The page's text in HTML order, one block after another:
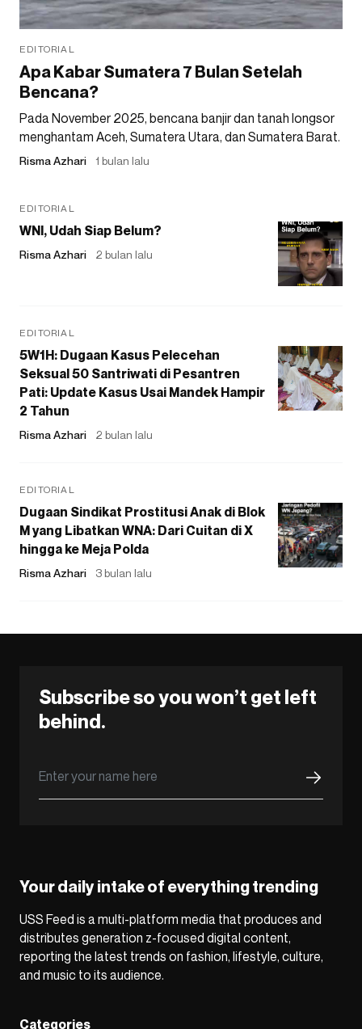
EDITORIAL
Apa Kabar Sumatera 7 Bulan Setelah
Bencana?
Pada November 2025, bencana banjir dan tanah longsor
menghantam Aceh, Sumatera Utara, dan Sumatera Barat.
Risma Azhari 1 bulan lalu
EDITORIAL
WNI, Udah Siap Belum?
Risma Azhari 2 bulan lalu
EDITORIAL
5W1H: Dugaan Kasus Pelecehan
Seksual 50 Santriwati di Pesantren
Pati: Update Kasus Usai Mandek Hampir
2 Tahun
Risma Azhari 2 bulan lalu
EDITORIAL
Dugaan Sindikat Prostitusi Anak di Blok
M yang Libatkan WNA: Dari Cuitan di X
hingga ke Meja Polda
Risma Azhari 3 bulan lalu
Subscribe so you won’t get left
behind.
Your daily intake of everything trending
USS Feed is a multi-platform media that produces and
distributes generation z-focused digital content,
reporting the latest trends on fashion, lifestyle, culture,
and music to its audience.
Categories